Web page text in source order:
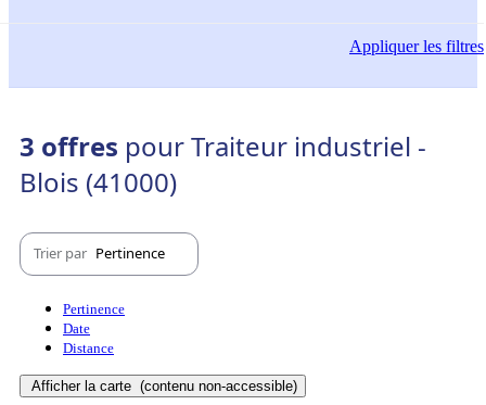
Appliquerles filtres
3 offres pour Traiteur industriel -
Blois (41000)
Trier par Pertinence
Pertinence
Date
Distance
Afficher la carte (contenu non-accessible)